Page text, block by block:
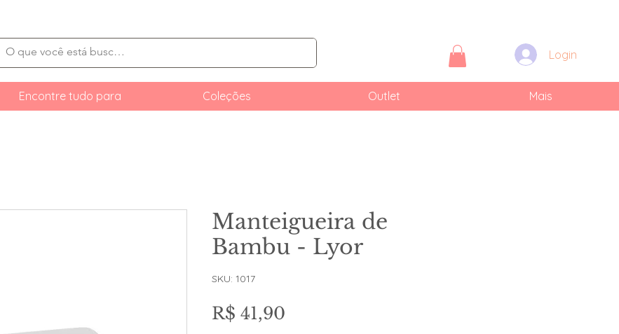
Login
Encontre tudo para Coleções Outlet Mais
Manteigueira de
Bambu - Lyor
SKU: 1017
R$ 41,90Preço